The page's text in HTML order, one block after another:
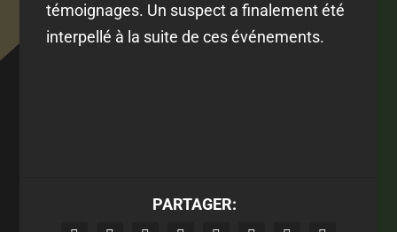
témoignages. Un suspect a finalement été
interpellé à la suite de ces événements.
PARTAGER: